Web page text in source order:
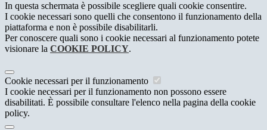
In questa schermata è possibile scegliere quali cookie consentire.
I cookie necessari sono quelli che consentono il funzionamento della
piattaforma e non è possibile disabilitarli.
Per conoscere quali sono i cookie necessari al funzionamento potete
visionare la COOKIE POLICY.
Cookie necessari per il funzionamento
I cookie necessari per il funzionamento non possono essere
disabilitati. È possibile consultare l'elenco nella pagina della cookie
policy.